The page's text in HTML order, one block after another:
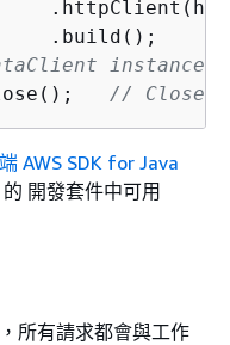
instance.
// Close
AWS SDK for Java
開發套件中可用
所有請求都會與工作